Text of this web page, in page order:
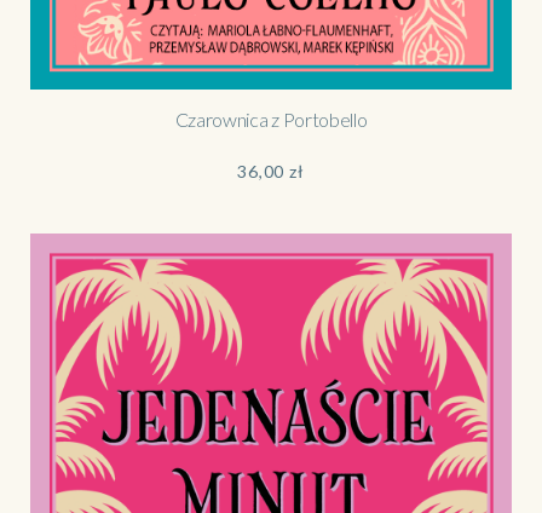
Czarownica z Portobello
36,00zł